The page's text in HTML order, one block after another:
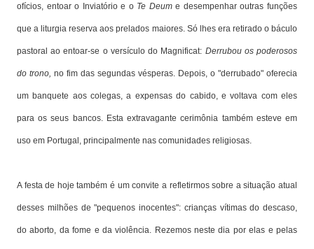
ofícios, entoar o Inviatório e o Te Deume desempenhar outras funções
que a liturgia reserva aos prelados maiores. Só lhes era retirado o báculo
pastoral ao entoar-se o versículo do Magnificat: Derrubou os poderosos
do trono, no fim das segundas vésperas. Depois, o "derrubado" oferecia
um banquete aos colegas, a expensas do cabido, e voltava com eles
para os seus bancos. Esta extravagante cerimônia também esteve em
uso em Portugal, principalmente nas comunidades religiosas.
A festa de hoje também é um convite a refletirmos sobre a situação atual
desses milhões de "pequenos inocentes": crianças vítimas do descaso,
do aborto, da fome e da violência. Rezemos neste dia por elas e pelas